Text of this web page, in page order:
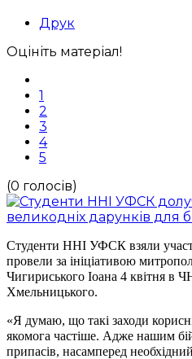
Друк
Оцініть матеріал!
1
2
3
4
5
(0 голосів)
Студенти ННІ УФСК взяли
провели за ініціативою
Чигириського Іоана 4 квітня в
Хмельницького.
«Я думаю, що такі заходи
якомога частіше. Адже нашим
припасів, насамперед